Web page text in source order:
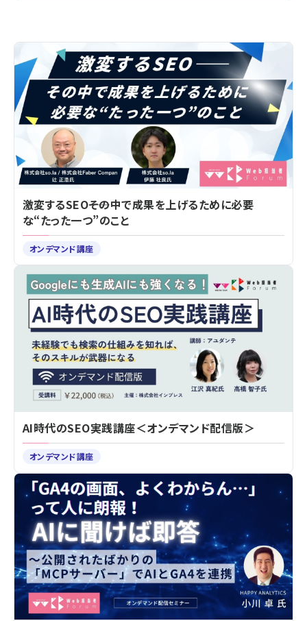
激変するSEO――その中で成果を上げるために必要
な“たった一つ”のこと
オンデマンド講座
AI時代のSEO実践講座＜オンデマンド配信版＞
オンデマンド講座